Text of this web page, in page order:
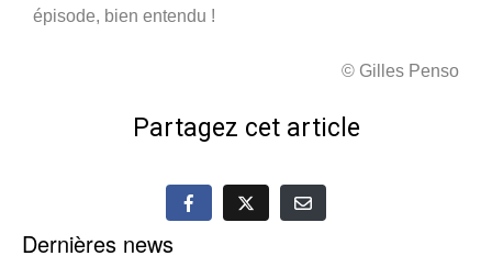
épisode, bien entendu !
© Gilles Penso
Partagez cet article
Dernières news